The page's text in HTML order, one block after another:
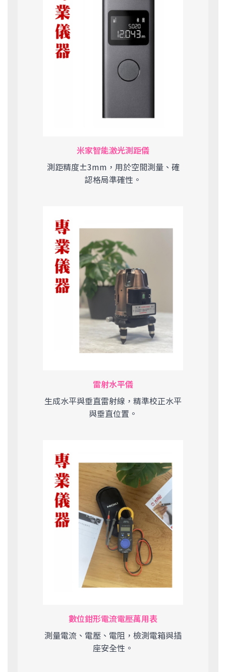
米家智能激光測距儀
測距精度±3mm，用於空間測量、確
認格局準確性。
雷射水平儀
生成水平與垂直雷射線，精準校正水平
與垂直位置。
數位鉗形電流電壓萬用表
測量電流、電壓、電阻，檢測電箱與插
座安全性。